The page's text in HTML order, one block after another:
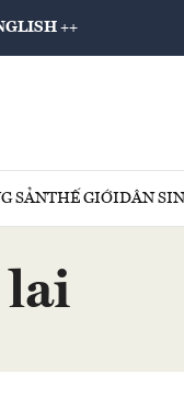
++
SẢNTHẾ GIỚIDÂN
lai